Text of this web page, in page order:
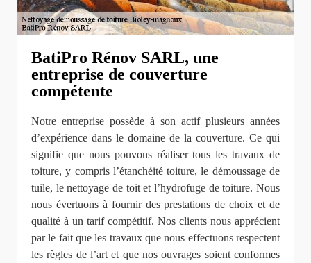
BatiPro Rénov SARL, une
entreprise de couverture
compétente
Notre entreprise possède à son actif plusieurs années
d’expérience dans le domaine de la couverture. Ce qui
signifie que nous pouvons réaliser tous les travaux de
toiture, y compris l’étanchéité toiture, le démoussage de
tuile, le nettoyage de toit et l’hydrofuge de toiture. Nous
nous évertuons à fournir des prestations de choix et de
qualité à un tarif compétitif. Nos clients nous apprécient
par le fait que les travaux que nous effectuons respectent
les règles de l’art et que nos ouvrages soient conformes